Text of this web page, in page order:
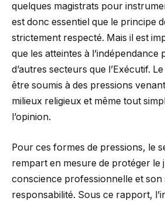
quelques magistrats pour
est donc essentiel que le principe
strictement respecté. Mais il est
que les atteintes à
d’autres secteurs que l’Exécutif.
être soumis à des pressions
milieux religieux et même tout
l’opinion.
Pour ces formes de pressions, le
rempart en mesure de protéger le
conscience professionnelle et son
responsabilité. Sous ce rapport,